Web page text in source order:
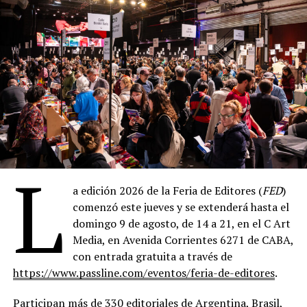
Ariel, el libro que la volvería una de las voces centrales
de la poesía confesional del siglo XX, y en 1982 un
Pulitzer póstumo por sus poemas completos terminaría
de sellar ese lugar.
La leyenda dice que esa noche se mordieron: ella a él en
la mejilla, él a ella en el cuello. Sea o no exacto en ese
detalle, lo cierto es que el vínculo fue instantáneo y
devorador. Cuatro meses después, el 16 de junio de 1956,
se casó con él, Ted Hughes, en secreto en la iglesia de St.
George the Martyr, en Queen Square, Londres. Secreto
porque ella temía perder la beca; secreto, también,
porque a esa altura ya sabían que su historia iba a
necesitar cierta clandestinidad para sobrevivir a los
La luna de miel los llevó primero a París, después a
Madrid, después a Alicante, y finalmente a un pueblo de
pescadores en la costa levantina del que casi nadie fuera
L a edición 2026 de la Feria de Editores (FED)
comenzó este jueves y se extenderá hasta el
domingo 9 de agosto, de 14 a 21, en el C Art
Media, en Avenida Corrientes 6271 de CABA,
con entrada gratuita a través de
https://www.passline.com/eventos/feria-de-editores.
Participan más de 330 editoriales de Argentina, Brasil,